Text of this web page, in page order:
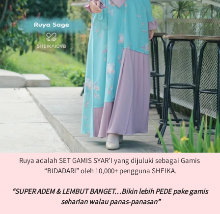
Ruya adalah SET GAMIS SYAR’I yang dijuluki sebagai Gamis
“BIDADARI” oleh 10,000+ pengguna SHEIKA.
“SUPER ADEM & LEMBUT BANGET…Bikin lebih PEDE pake gamis
seharian walau panas-panasan”